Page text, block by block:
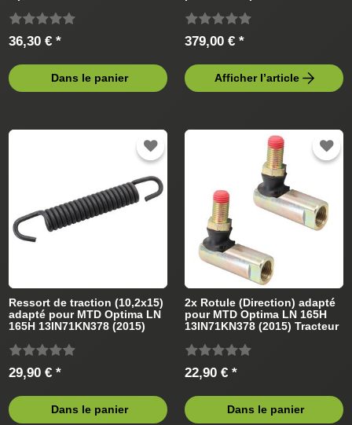
de pelouse
36,30 € *
Dans le panier
pelouse
379,00 € *
Afficher l’article
Ressort de traction (10,2x15)
adapté pour MTD Optima LN
165H 13IN71KN378 (2015)
29,90 € *
Dans le panier
2x Rotule (Direction) adapté
pour MTD Optima LN 165H
13IN71KN378 (2015) Tracteur
22,90 € *
Dans le panier